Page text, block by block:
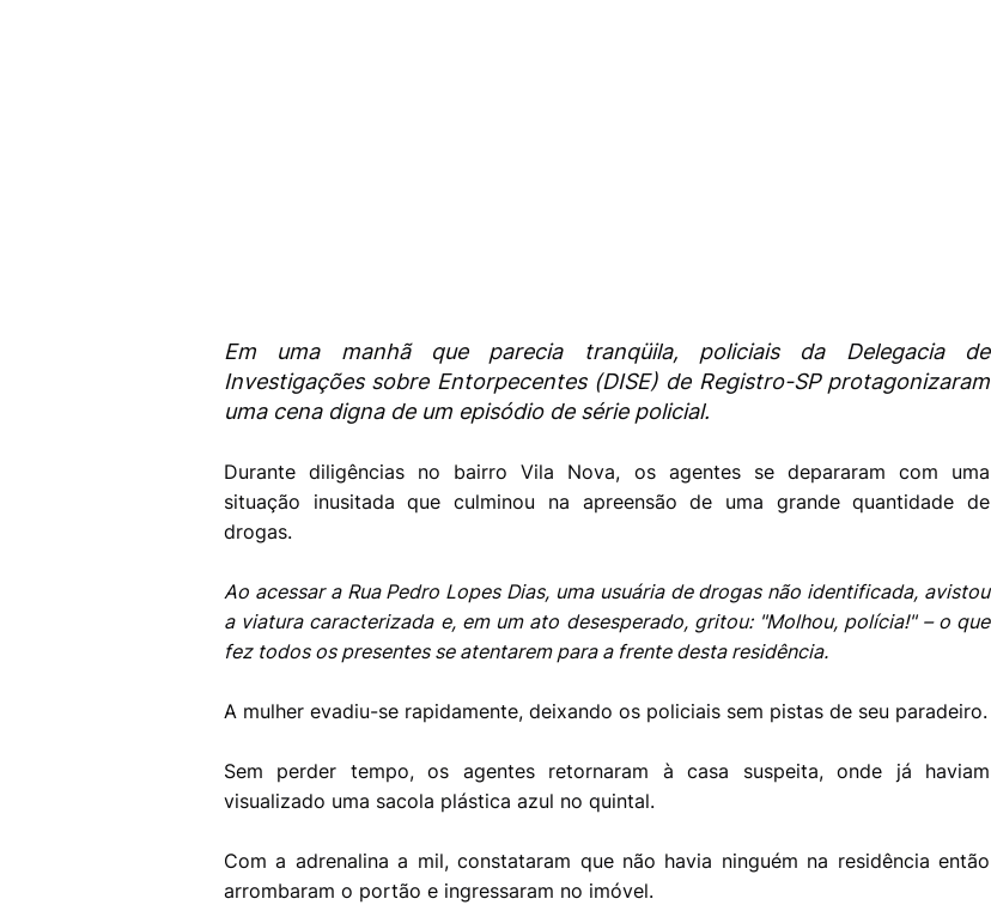
Em uma manhã que parecia tranqüila, policiais da Delegacia de
Investigações sobre Entorpecentes (DISE) de Registro-SP protagonizaram
uma cena digna de um episódio de série policial.
Durante diligências no bairro Vila Nova, os agentes se depararam com uma
situação inusitada que culminou na apreensão de uma grande quantidade de
drogas.
Ao acessar a Rua Pedro Lopes Dias, uma usuária de drogas não identificada, avistou
a viatura caracterizada e, em um ato desesperado, gritou: "Molhou, polícia!" – o que
fez todos os presentes se atentarem para a frente desta residência.
A mulher evadiu-se rapidamente, deixando os policiais sem pistas de seu paradeiro.
Sem perder tempo, os agentes retornaram à casa suspeita, onde já haviam
visualizado uma sacola plástica azul no quintal.
Com a adrenalina a mil, constataram que não havia ninguém na residência então
arrombaram o portão e ingressaram no imóvel.